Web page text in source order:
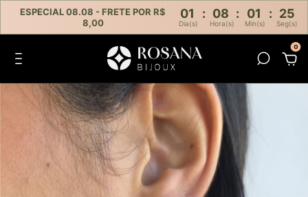
ESPECIAL 08.08 - FRETE POR R$
8,00
01 : 08 : 01 : 24
Dia(s) Hora(s) Min(s) Seg(s)
0